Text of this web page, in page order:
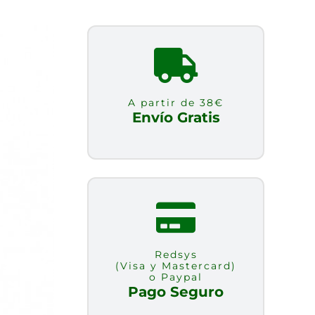
A partir de 38€
Envío Gratis
Redsys
(Visa y Mastercard)
o Paypal
Pago Seguro